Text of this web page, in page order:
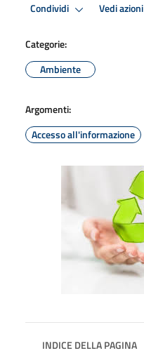
Condividi Vedi azioni
Categorie:
Ambiente
Argomenti:
Accesso all'informazione
INDICE DELLA PAGINA